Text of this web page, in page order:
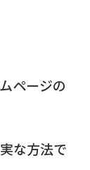
ページの
な方法で